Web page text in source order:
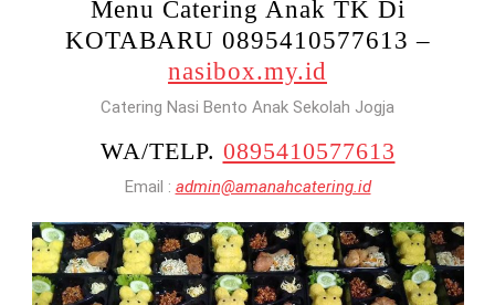
Menu Catering Anak TK Di
KOTABARU 0895410577613 –
nasibox.my.id
Catering Nasi Bento Anak Sekolah Jogja
WA/TELP. 0895410577613
Email : admin@amanahcatering.id